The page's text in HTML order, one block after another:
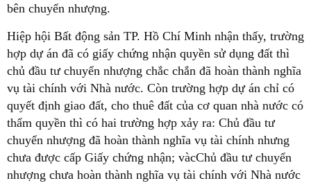
bên chuyển nhượng.
Hiệp hội Bất động sản TP. Hồ Chí Minh nhận thấy, trường
hợp dự án đã có giấy chứng nhận quyền sử dụng đất thì
chủ đầu tư chuyển nhượng chắc chắn đã hoàn thành nghĩa
vụ tài chính với Nhà nước. Còn trường hợp dự án chỉ có
quyết định giao đất, cho thuê đất của cơ quan nhà nước có
thẩm quyền thì có hai trường hợp xảy ra: Chủ đầu tư
chuyển nhượng đã hoàn thành nghĩa vụ tài chính nhưng
chưa được cấp Giấy chứng nhận; vàcChủ đầu tư chuyển
nhượng chưa hoàn thành nghĩa vụ tài chính với Nhà nước